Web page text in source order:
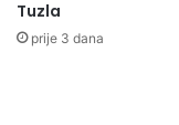
Tuzla
prije 3 dana